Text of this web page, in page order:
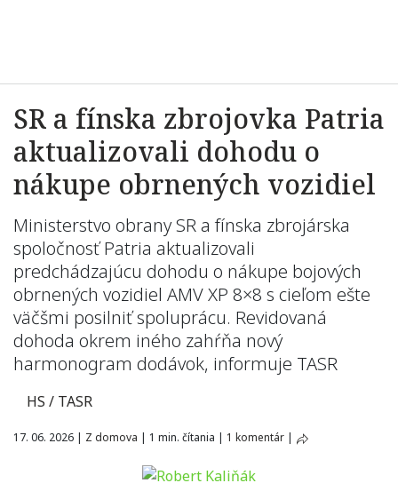
SR a fínska zbrojovka Patria
aktualizovali dohodu o
nákupe obrnených vozidiel
Ministerstvo obrany SR a fínska zbrojárska
spoločnosť Patria aktualizovali
predchádzajúcu dohodu o nákupe bojových
obrnených vozidiel AMV XP 8×8 s cieľom ešte
väčšmi posilniť spoluprácu. Revidovaná
dohoda okrem iného zahŕňa nový
harmonogram dodávok, informuje TASR
HS / TASR
17. 06. 2026 | Z domova | 1 min. čítania | 1 komentár |